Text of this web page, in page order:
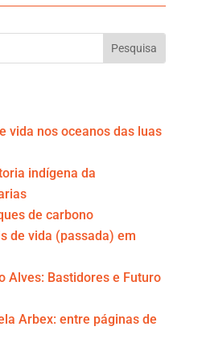
vida nos oceanos das luas
indígena da
de carbono
de vida (passada) em
Alves: Bastidores e Futuro
Arbex: entre páginas de